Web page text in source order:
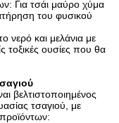
Για τσάι μαύρο χύμα
του φυσικού
νερό και μελάνια με
τοξικές ουσίες που θα
βελτιστοποιημένος
τσαγιού, με